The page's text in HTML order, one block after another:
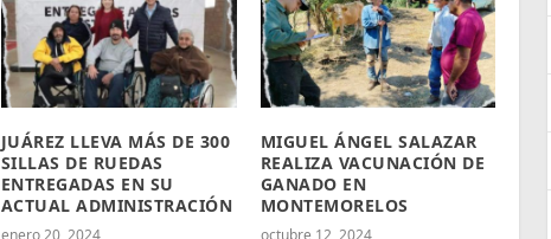
JUÁREZ LLEVA MÁS DE 300
SILLAS DE RUEDAS
ENTREGADAS EN SU
ACTUAL ADMINISTRACIÓN
enero 20, 2024
MIGUEL ÁNGEL SALAZAR
REALIZA VACUNACIÓN DE
GANADO EN
MONTEMORELOS
octubre 12, 2024